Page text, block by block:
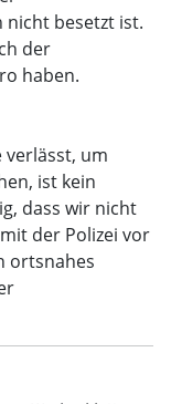
nicht besetzt ist.
der
haben.
verlässt, um
ist kein
dass wir nicht
der Polizei vor
ortsnahes